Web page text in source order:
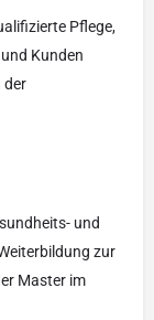
Pflege,
Kunden
der
und
zur
Master im